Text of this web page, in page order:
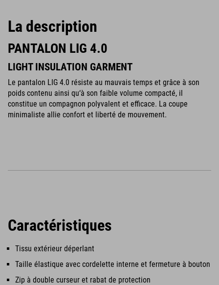
La description
PANTALON LIG 4.0
LIGHT INSULATION GARMENT
Le pantalon LIG 4.0 résiste au mauvais temps et grâce à son
poids contenu ainsi qu‘à son faible volume compacté, il
constitue un compagnon polyvalent et efficace. La coupe
minimaliste allie confort et liberté de mouvement.
Caractéristiques
Tissu extérieur déperlant
Taille élastique avec cordelette interne et fermeture à bouton
Zip à double curseur et rabat de protection